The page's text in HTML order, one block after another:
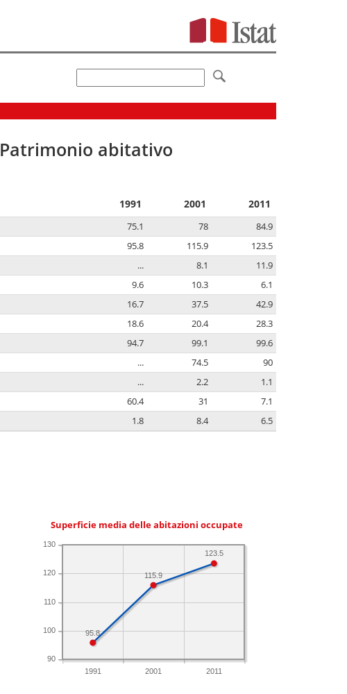
Patrimonio abitativo
1991 2001 2011
75.1 78
84.9
95.8 115.9
123.5
... 8.1
11.9
9.6 10.3
6.1
16.7 37.5
42.9
18.6 20.4
28.3
94.7 99.1
99.6
... 74.5
90
... 2.2
1.1
60.4 31
7.1
1.8 8.4 6.5
Superficie media delle abitazioni occupate
1991 2001 2011
90
100
110
120
130
123.5
115.9
95.8